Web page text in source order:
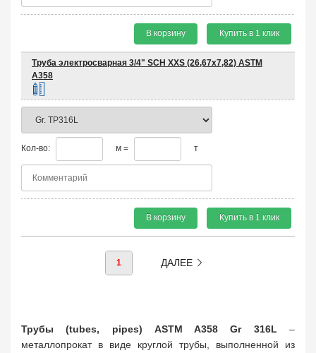
В корзину Купить в 1 клик
Труба электросварная 3/4" SCH XXS (26,67х7,82) ASTM
A358
Кол-во: м = т
В корзину Купить в 1 клик
1 ДАЛЕЕ
Трубы (tubes, pipes) ASTM A358 Gr 316L –
металлопрокат в виде круглой трубы, выполненной из